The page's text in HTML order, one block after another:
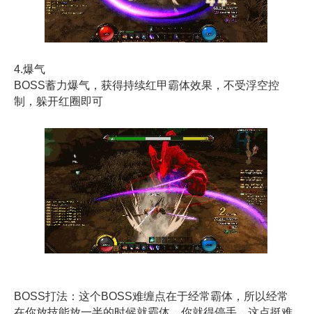
4.爆气
BOSS蓄力爆气，获得持续红甲霸体效果，不受浮空控
制，躲开红圈即可
BOSS打法：这个BOSS难缠点在于经常霸体，所以经常